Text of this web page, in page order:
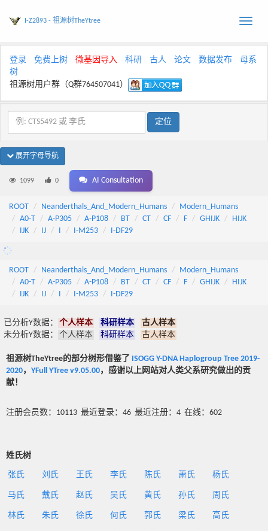
Toggle
I-Z2893 - 祖源树TheYtree
登录 免费上树 微基因导入 科研 古人 论文 数据发布
母系
树
祖源树用户群（Q群764507041）
展开字母导航
1099 0 AI Consultation
ROOT Neanderthals_And_Modern_Humans
Modern_Humans
A0-T
A-P305 A-P108 BT CT CF F GHIJK
HIJK
IJK
IJ I I-M253 I-DF29
ROOT Neanderthals_And_Modern_Humans
Modern_Humans
A0-T
A-P305 A-P108 BT CT CF F GHIJK
HIJK
IJK
IJ I I-M253 I-DF29
已分析Y数据： 个人样本 科研样本
古人样本
未分析Y数据：
个人样本 科研样本 古人样本
祖源树TheYtree的部分树形借鉴了 ISOGG Y-DNA Haplogroup Tree 2019-
2020， YFull YTree v9.05.00，感谢以上网站对人类父系研究做出的贡
献！
注册会员数：10113 最近登录：46 最近注册：4 在线：602
姓氏树
张氏 刘氏 王氏 李氏 陈氏 萧氏 杨氏
马氏 戴氏 赵氏 吴氏 黄氏 孙氏 周氏
林氏 朱氏 徐氏 何氏 郭氏 梁氏 高氏